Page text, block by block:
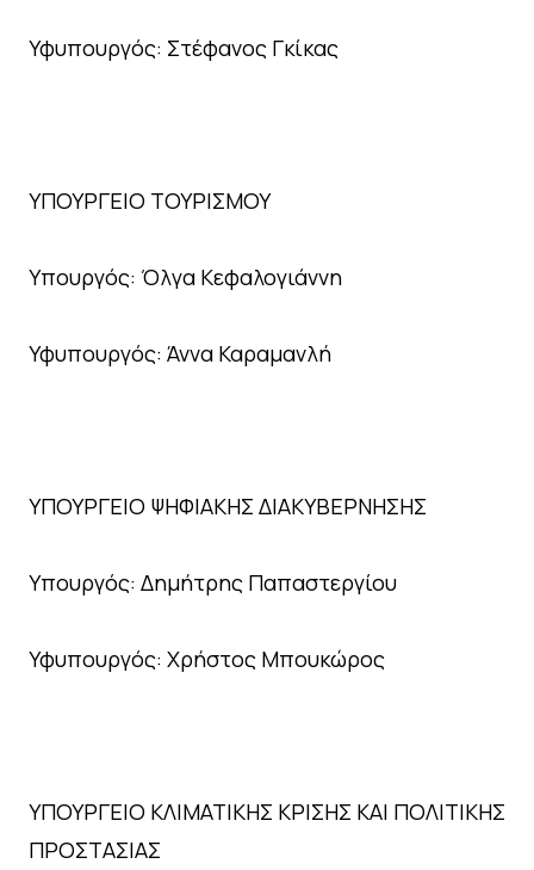
Υφυπουργός: Στέφανος Γκίκας
ΥΠΟΥΡΓΕΙΟ ΤΟΥΡΙΣΜΟΥ
Υπουργός: Όλγα Κεφαλογιάννη
Υφυπουργός: Άννα Καραμανλή
ΥΠΟΥΡΓΕΙΟ ΨΗΦΙΑΚΗΣ ΔΙΑΚΥΒΕΡΝΗΣΗΣ
Υπουργός: Δημήτρης Παπαστεργίου
Υφυπουργός: Χρήστος Μπουκώρος
ΥΠΟΥΡΓΕΙΟ ΚΛΙΜΑΤΙΚΗΣ ΚΡΙΣΗΣ ΚΑΙ ΠΟΛΙΤΙΚΗΣ
ΠΡΟΣΤΑΣΙΑΣ